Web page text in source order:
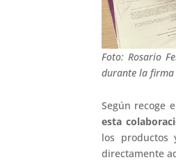
Foto: Rosario
durante la firma
Según recoge
esta
los productos
directamente